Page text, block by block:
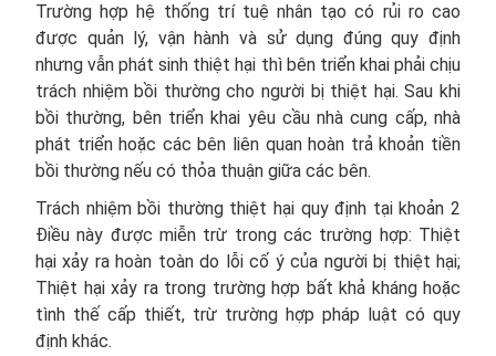
Trường hợp hệ thống trí tuệ nhân tạo có rủi ro cao
được quản lý, vận hành và sử dụng đúng quy định
nhưng vẫn phát sinh thiệt hại thì bên triển khai phải chịu
trách nhiệm bồi thường cho người bị thiệt hại. Sau khi
bồi thường, bên triển khai yêu cầu nhà cung cấp, nhà
phát triển hoặc các bên liên quan hoàn trả khoản tiền
bồi thường nếu có thỏa thuận giữa các bên.
Trách nhiệm bồi thường thiệt hại quy định tại khoản 2
Điều này được miễn trừ trong các trường hợp: Thiệt
hại xảy ra hoàn toàn do lỗi cố ý của người bị thiệt hại;
Thiệt hại xảy ra trong trường hợp bất khả kháng hoặc
tình thế cấp thiết, trừ trường hợp pháp luật có quy
định khác.